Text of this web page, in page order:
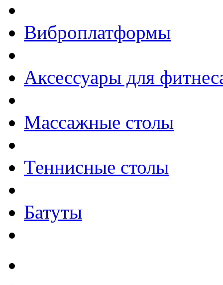
Виброплатформы
Аксессуары для
Массажные столы
Теннисные столы
Батуты